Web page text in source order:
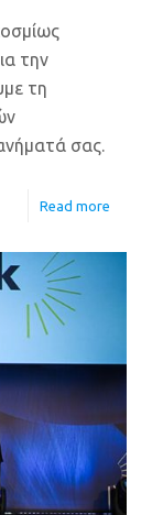
την
τη
σας.
Read more